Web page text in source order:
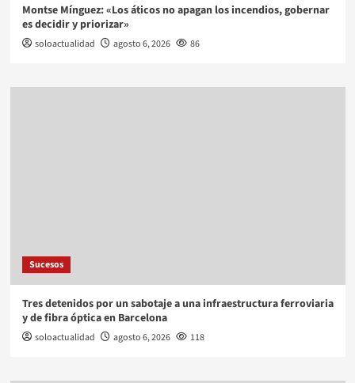
Montse Mínguez: «Los áticos no apagan los incendios, gobernar
es decidir y priorizar»
soloactualidad agosto 6, 2026 86
Sucesos
Tres detenidos por un sabotaje a una infraestructura ferroviaria
y de fibra óptica en Barcelona
soloactualidad agosto 6, 2026 118